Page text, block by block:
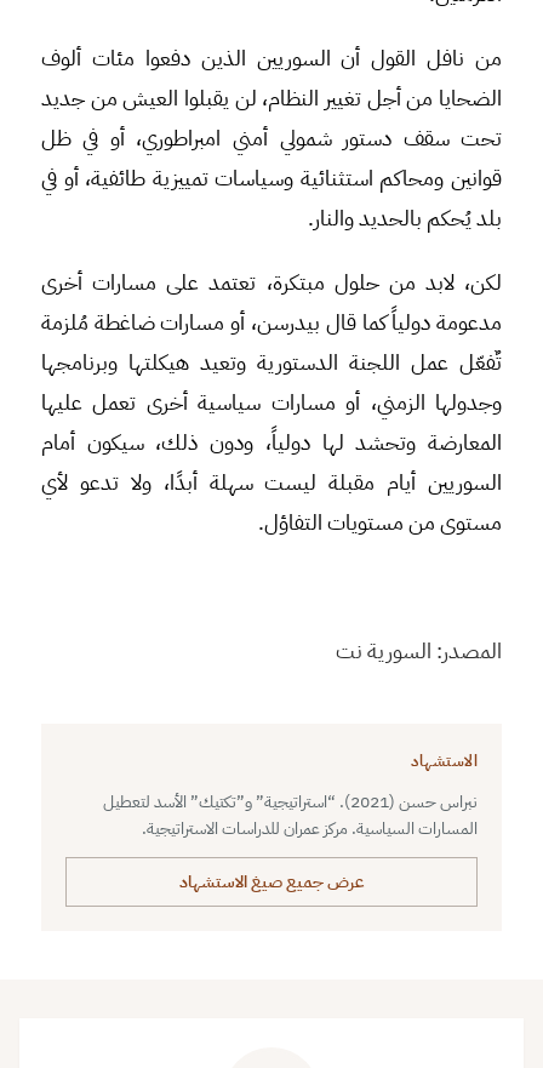
من نافل القول أن السوريين الذين دفعوا مئات ألوف
الضحايا من أجل تغيير النظام، لن يقبلوا العيش من جديد
تحت سقف دستور شمولي أمني امبراطوري، أو في ظل
قوانين ومحاكم استثنائية وسياسات تمييزية طائفية، أو في
بلد يُحكم بالحديد والنار.
لكن، لابد من حلول مبتكرة، تعتمد على مسارات أخرى
مدعومة دولياً كما قال بيدرسن، أو مسارات ضاغطة مُلزمة
تٌفعّل عمل اللجنة الدستورية وتعيد هيكلتها وبرنامجها
وجدولها الزمني، أو مسارات سياسية أخرى تعمل عليها
المعارضة وتحشد لها دولياً، ودون ذلك، سيكون أمام
السوريين أيام مقبلة ليست سهلة أبدًا، ولا تدعو لأي
مستوى من مستويات التفاؤل.
المصدر: السورية نت
الاستشهاد
نبراس حسن (2021). “استراتيجية” و”تكتيك” الأسد لتعطيل
المسارات السياسية. مركز عمران للدراسات الاستراتيجية.
عرض جميع صيغ الاستشهاد